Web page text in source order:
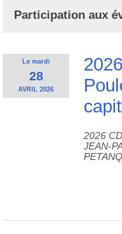
Participation aux
Le mardi
28
AVRIL 2026
2026
JEAN-